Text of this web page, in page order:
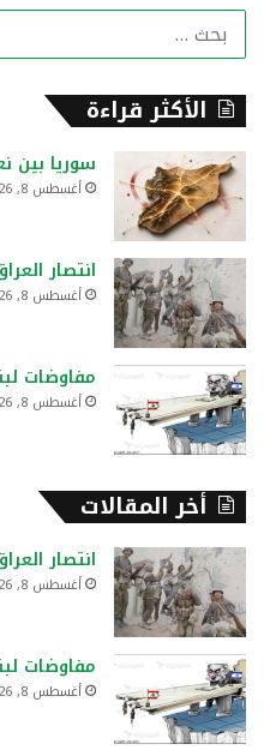
الأكثر قراءة
سوريا بين
أغسطس 8, 2026
انتصار
أغسطس 8, 2026
مفاوضات
أغسطس 8, 2026
أخر المقالات
انتصار
أغسطس 8, 2026
مفاوضات
أغسطس 8, 2026